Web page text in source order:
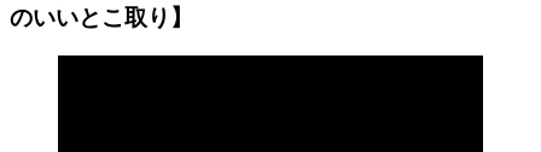
のいいとこ取り】